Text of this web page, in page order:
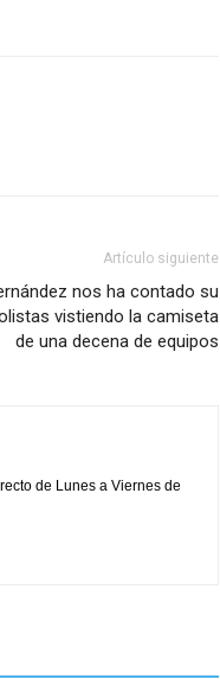
Artículo siguiente
nos ha contado su
vistiendo la camiseta
de una decena de equipos
de Lunes a Viernes de